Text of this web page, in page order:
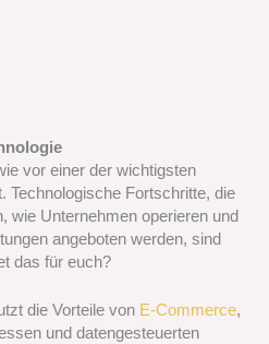
vor einer der wichtigsten
Technologische Fortschritte, die
wie Unternehmen operieren und
angeboten werden, sind
das für euch?
die Vorteile von E-Commerce,
und datengesteuerten